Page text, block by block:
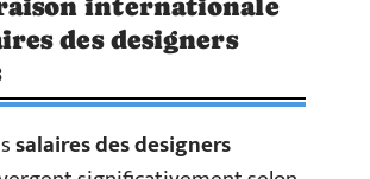
internationale
des designers
salaires des designers